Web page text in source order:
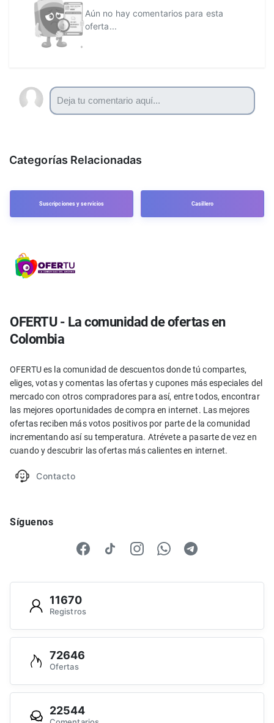
Aún no hay comentarios para esta
oferta...
Categorías Relacionadas
Suscripciones y servicios Casillero
OFERTU - La comunidad de ofertas en
Colombia
OFERTU es la comunidad de descuentos donde tú compartes,
eliges, votas y comentas las ofertas y cupones más especiales del
mercado con otros compradores para así, entre todos, encontrar
las mejores oportunidades de compra en internet. Las mejores
ofertas reciben más votos positivos por parte de la comunidad
incrementando así su temperatura. Atrévete a pasarte de vez en
cuando y descubrir las ofertas más calientes en internet.
Contacto
Síguenos
11670
Registros
72646
Ofertas
22544